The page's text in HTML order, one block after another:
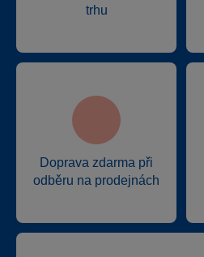
trhu
Doprava zdarma při
odběru na prodejnách